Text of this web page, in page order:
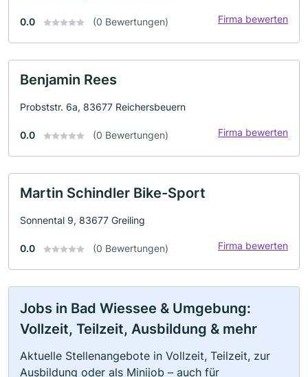
0.0 (0 Bewertungen) Firma bewerten
Benjamin Rees
Probststr. 6a, 83677 Reichersbeuern
0.0 (0 Bewertungen) Firma bewerten
Martin Schindler Bike-Sport
Sonnental 9, 83677 Greiling
0.0 (0 Bewertungen) Firma bewerten
Jobs in Bad Wiessee & Umgebung:
Vollzeit, Teilzeit, Ausbildung & mehr
Aktuelle Stellenangebote in Vollzeit, Teilzeit, zur
Ausbildung oder als Minijob – auch für